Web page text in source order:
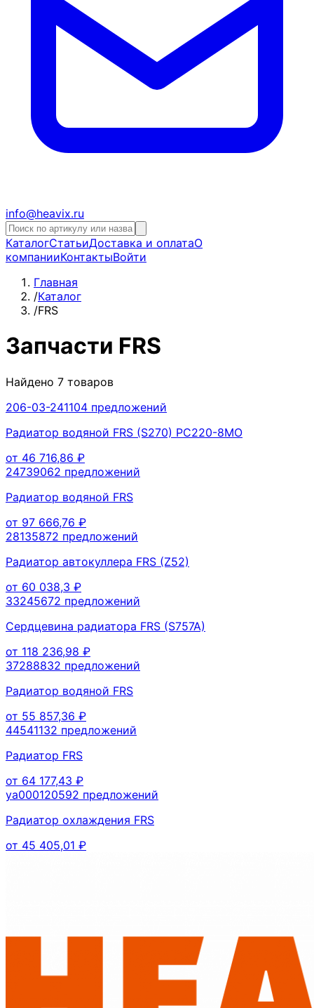
info@heavix.ru
КаталогСтатьиДоставка и оплатаО
компанииКонтактыВойти
Главная
/Каталог
/FRS
Запчасти FRS
Найдено 7 товаров
206-03-241104 предложений
Радиатор водяной FRS (S270) PC220-8MO
от 46 716,86 ₽
24739062 предложений
Радиатор водяной FRS
от 97 666,76 ₽
28135872 предложений
Радиатор автокуллера FRS (Z52)
от 60 038,3 ₽
33245672 предложений
Сердцевина радиатора FRS (S757A)
от 118 236,98 ₽
37288832 предложений
Радиатор водяной FRS
от 55 857,36 ₽
44541132 предложений
Радиатор FRS
от 64 177,43 ₽
ya000120592 предложений
Радиатор охлаждения FRS
от 45 405,01 ₽